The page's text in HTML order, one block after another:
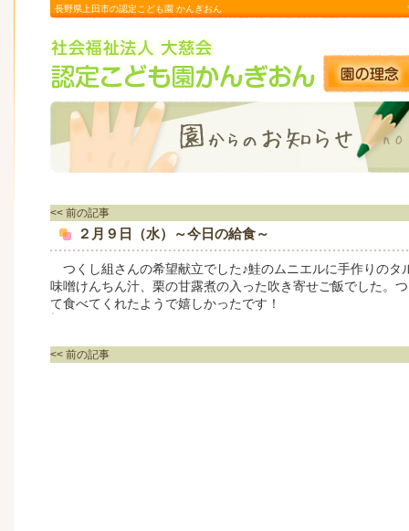
長野県上田市の認定こども園 かんぎおん
<< 前の記事
２月９日（水）～今日の給食～
つくし組さんの希望献立でした♪鮭のムニエルに手作りのタ
味噌けんちん汁、栗の甘露煮の入った吹き寄せご飯でした。
て食べてくれたようで嬉しかったです！
<< 前の記事